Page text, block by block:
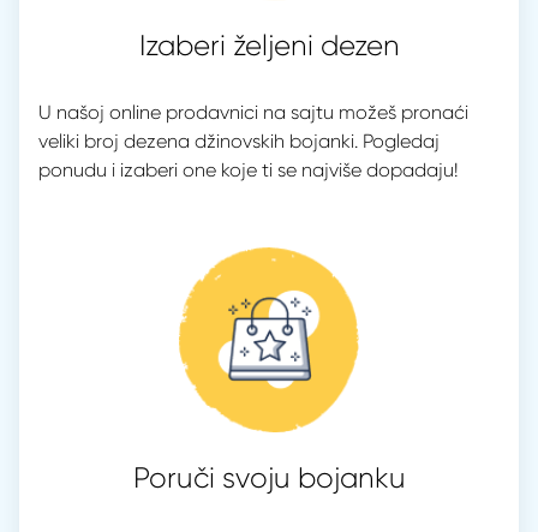
Izaberi željeni dezen
U našoj online prodavnici na sajtu možeš pronaći
veliki broj dezena džinovskih bojanki. Pogledaj
ponudu i izaberi one koje ti se najviše dopadaju!
Poruči svoju bojanku